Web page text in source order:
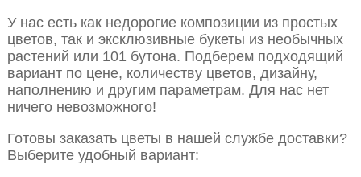
У нас есть как недорогие композиции из простых
цветов, так и эксклюзивные букеты из необычных
растений или 101 бутона. Подберем подходящий
вариант по цене, количеству цветов, дизайну,
наполнению и другим параметрам. Для нас нет
ничего невозможного!
Готовы заказать цветы в нашей службе доставки?
Выберите удобный вариант: